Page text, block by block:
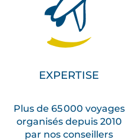
EXPERTISE
Plus de 65 000 voyages
organisés depuis 2010
par nos conseillers